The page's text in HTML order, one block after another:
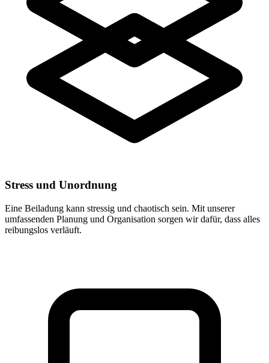
Stress und Unordnung
Eine Beiladung kann stressig und chaotisch sein. Mit unserer
umfassenden Planung und Organisation sorgen wir dafür, dass alles
reibungslos verläuft.